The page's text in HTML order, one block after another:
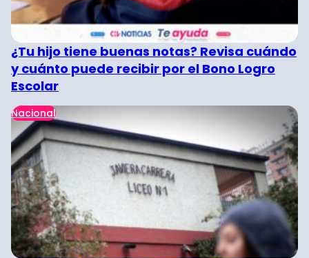
¿Tu hijo tiene buenas notas? Revisa cuándo
y cuánto puede recibir por el Bono Logro
Escolar
Nacional